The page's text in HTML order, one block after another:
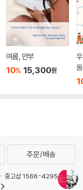
여름, 안부
10% 15,300원
주문/배송
중고샵 1566-4295